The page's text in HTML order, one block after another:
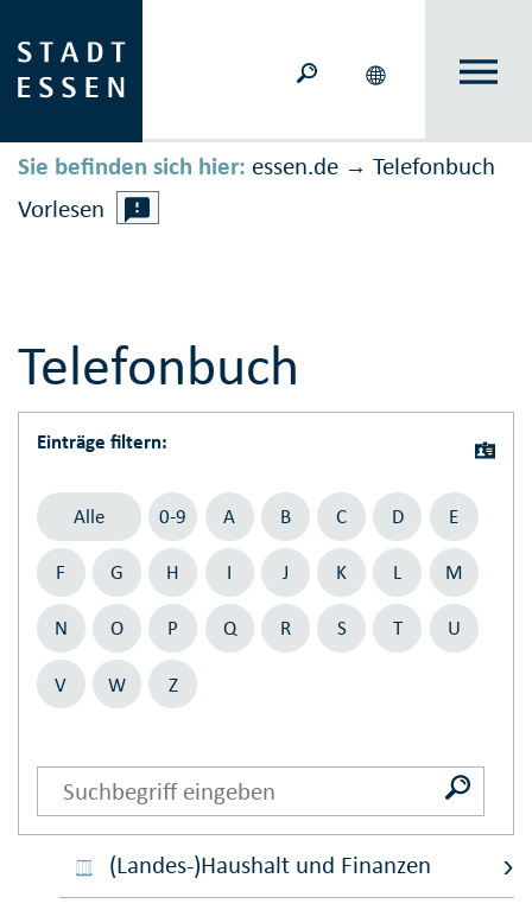
Sie befinden sich hier: essen.de → Telefonbuch
Vorlesen
Telefonbuch
Einträge filtern:
Alle 0-9 A B C D E
F G H I J K L M
N O P Q R S T U
V W Z
(Landes-)Haushalt und Finanzen